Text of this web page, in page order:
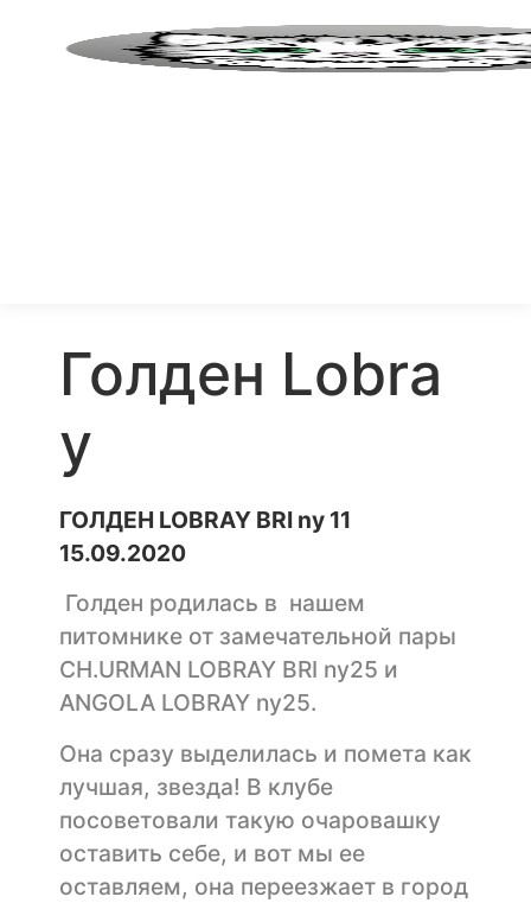
Голден Lobra
y
ГОЛДЕН LOBRAY BRI ny 11
15.09.2020
Голден родилась в нашем
питомнике от замечательной пары
СH.URMAN LOBRAY BRI ny25 и
ANGOLA LOBRAY ny25.
Она сразу выделилась и помета как
лучшая, звезда! В клубе
посоветовали такую очаровашку
оставить себе, и вот мы ее
оставляем, она переезжает в город